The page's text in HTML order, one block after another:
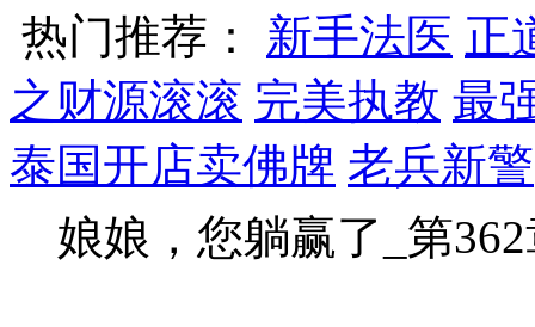
热门推荐： 新手法医 正
之财源滚滚 完美执教 最
泰国开店卖佛牌 老兵新警
娘娘，您躺赢了_第